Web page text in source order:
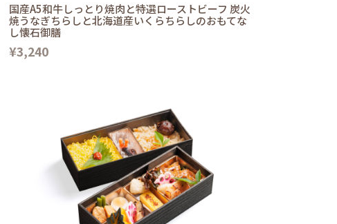
国産A5和牛しっとり焼肉と特選ローストビーフ 炭火
焼うなぎちらしと北海道産いくらちらしのおもてな
し懐石御膳
¥3,240